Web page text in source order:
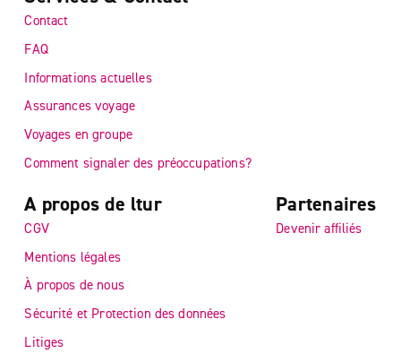
Contact
FAQ
Informations actuelles
Assurances voyage
Voyages en groupe
Comment signaler des préoccupations?
A propos de ltur
CGV
Mentions légales
À propos de nous
Sécurité et Protection des données
Litiges
Partenaires
Devenir affiliés